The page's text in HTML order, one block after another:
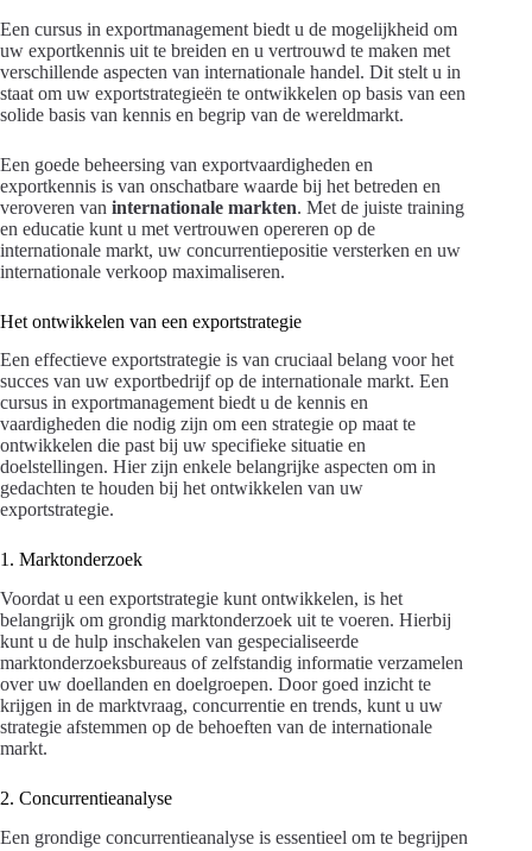
Een cursus in exportmanagement biedt u de mogelijkheid om
uw exportkennis uit te breiden en u vertrouwd te maken met
verschillende aspecten van internationale handel. Dit stelt u in
staat om uw exportstrategieën te ontwikkelen op basis van een
solide basis van kennis en begrip van de wereldmarkt.
Een goede beheersing van exportvaardigheden en
exportkennis is van onschatbare waarde bij het betreden en
veroveren van internationale markten. Met de juiste training
en educatie kunt u met vertrouwen opereren op de
internationale markt, uw concurrentiepositie versterken en uw
internationale verkoop maximaliseren.
Het ontwikkelen van een exportstrategie
Een effectieve exportstrategie is van cruciaal belang voor het
succes van uw exportbedrijf op de internationale markt. Een
cursus in exportmanagement biedt u de kennis en
vaardigheden die nodig zijn om een strategie op maat te
ontwikkelen die past bij uw specifieke situatie en
doelstellingen. Hier zijn enkele belangrijke aspecten om in
gedachten te houden bij het ontwikkelen van uw
exportstrategie.
1. Marktonderzoek
Voordat u een exportstrategie kunt ontwikkelen, is het
belangrijk om grondig marktonderzoek uit te voeren. Hierbij
kunt u de hulp inschakelen van gespecialiseerde
marktonderzoeksbureaus of zelfstandig informatie verzamelen
over uw doellanden en doelgroepen. Door goed inzicht te
krijgen in de marktvraag, concurrentie en trends, kunt u uw
strategie afstemmen op de behoeften van de internationale
markt.
2. Concurrentieanalyse
Een grondige concurrentieanalyse is essentieel om te begrijpen